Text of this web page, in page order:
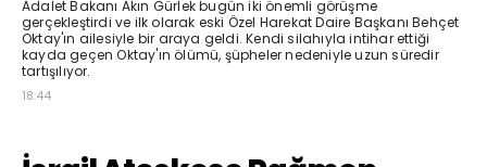
Adalet Bakanı Akın Gürlek bugün iki önemli görüşme
gerçekleştirdi ve ilk olarak eski Özel Harekat Daire Başkanı Behçet
Oktay'ın ailesiyle bir araya geldi. Kendi silahıyla intihar ettiği
kayda geçen Oktay'ın ölümü, şüpheler nedeniyle uzun süredir
tartışılıyor.
18:44